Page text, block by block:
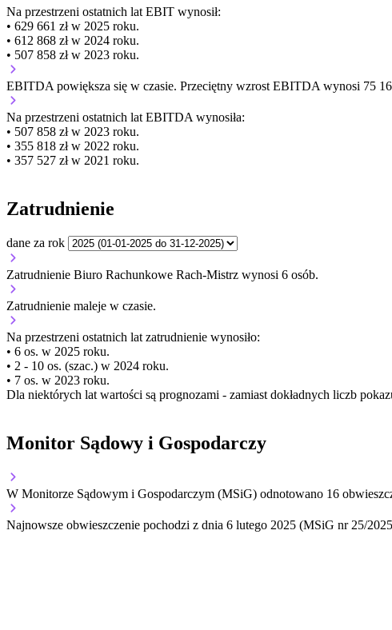
Na przestrzeni ostatnich lat EBIT wynosił:
• 629 661 zł w 2025 roku.
• 612 868 zł w 2024 roku.
• 507 858 zł w 2023 roku.
EBITDA powiększa się w czasie. Przeciętny wzrost EBITDA wynosi 75
Na przestrzeni ostatnich lat EBITDA wynosiła:
• 507 858 zł w 2023 roku.
• 355 818 zł w 2022 roku.
• 357 527 zł w 2021 roku.
Zatrudnienie
dane za rok
Zatrudnienie Biuro Rachunkowe Rach-Mistrz wynosi 6 osób.
Zatrudnienie maleje w czasie.
Na przestrzeni ostatnich lat zatrudnienie wynosiło:
• 6 os. w 2025 roku.
• 2 - 10 os. (szac.) w 2024 roku.
• 7 os. w 2023 roku.
Dla niektórych lat wartości są prognozami - zamiast dokładnych liczb
Monitor Sądowy i Gospodarczy
W Monitorze Sądowym i Gospodarczym (MSiG) odnotowano 16
Najnowsze obwieszczenie pochodzi z dnia 6 lutego 2025 (MSiG nr 25/